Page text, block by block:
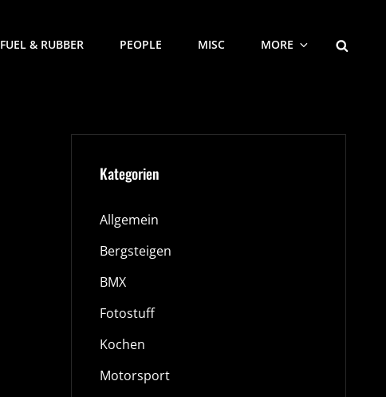
FUEL & RUBBER PEOPLE MISC MORE
Kategorien
Allgemein
Bergsteigen
BMX
Fotostuff
Kochen
Motorsport